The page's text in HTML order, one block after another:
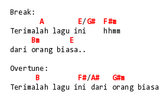
Break:
A
E/G#
F#m
Terimalah lagu ini    hhmm
Bm
E
dari orang biasa..
Overtune:
B
F#/A#
G#m
Terimalah lagu ini dari orang biasa